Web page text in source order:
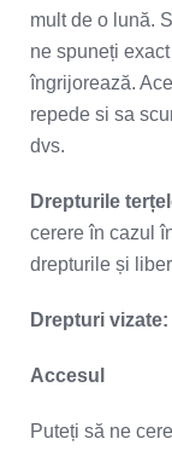
mult de o lună.
ne spuneți
îngrijorează.
repede si sa
dvs.
Drepturile
cerere în cazul
drepturile și
Drepturi vizate:
Accesul
Puteți să ne